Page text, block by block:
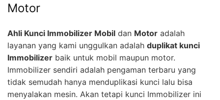
Motor
Ahli Kunci Immobilizer Mobil dan Motor adalah
layanan yang kami unggulkan adalah duplikat kunci
Immobilizer baik untuk mobil maupun motor.
Immobilizer sendiri adalah pengaman terbaru yang
tidak semudah hanya menduplikasi kunci lalu bisa
menyalakan mesin. Akan tetapi kunci Immobilizer ini